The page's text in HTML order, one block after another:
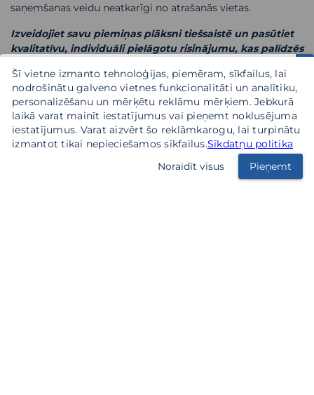
saņemšanas veidu neatkarīgi no atrašanās vietas.
Izveidojiet savu piemiņas plāksni tiešsaistē un pasūtiet
kvalitatīvu, individuāli pielāgotu risinājumu, kas palīdzēs
Šī vietne izmanto tehnoloģijas, piemēram, sīkfailus, lai
nodrošinātu galveno vietnes funkcionalitāti un analītiku,
personalizēšanu un mērķētu reklāmu mērķiem. Jebkurā
laikā varat mainīt iestatījumus vai pieņemt noklusējuma
iestatījumus. Varat aizvērt šo reklāmkarogu, lai turpinātu
izmantot tikai nepieciešamos sīkfailus.Sīkdatņu politika
Noraidīt visus
Pieņemt